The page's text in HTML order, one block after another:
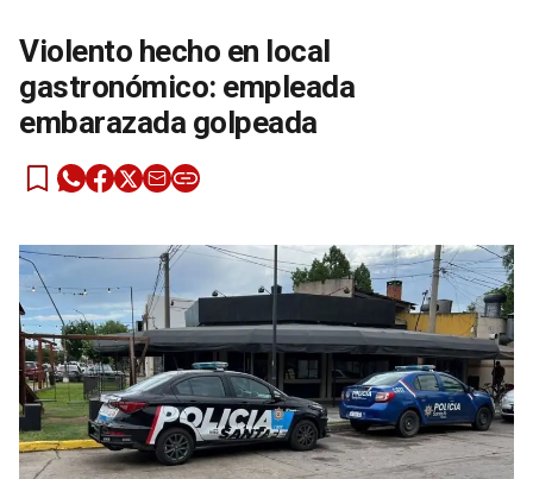
Violento hecho en local
gastronómico: empleada
embarazada golpeada